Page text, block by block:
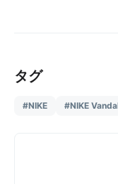
タグ
#NIKE #NIKE